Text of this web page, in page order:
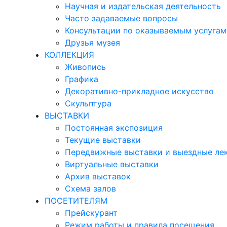
Научная и издательская деятельность
Часто задаваемые вопросы
Консультации по оказываемым услугам
Друзья музея
КОЛЛЕКЦИЯ
Живопись
Графика
Декоративно-прикладное искусство
Скульптура
ВЫСТАВКИ
Постоянная экспозиция
Текущие выставки
Передвижные выставки и выездные
Виртуальные выставки
Архив выставок
Схема залов
ПОСЕТИТЕЛЯМ
Прейскурант
Режим работы и правила посещения